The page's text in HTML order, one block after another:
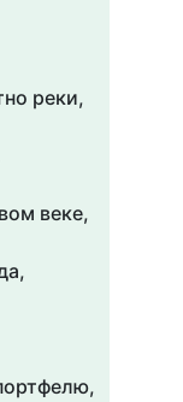
реки,
веке,